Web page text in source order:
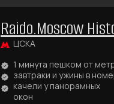
Raido.Moscow
1 минута пешком от
завтраки и ужины в
качели у панорамных
окон
ЦСКА